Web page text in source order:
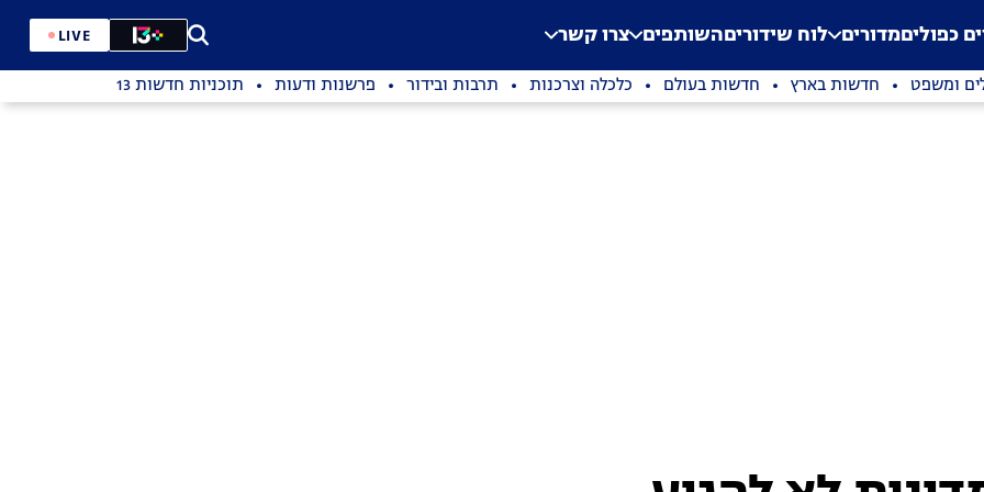
Application error: a
. כפוליםמדורים לוח שידוריםהשותפים צרו קשר LIVE
ומשפט חדשות בארץ חדשות בעולם כלכלה וצרכנות תרבות ובידור פרשנות ודעות תוכניות חדשות 13